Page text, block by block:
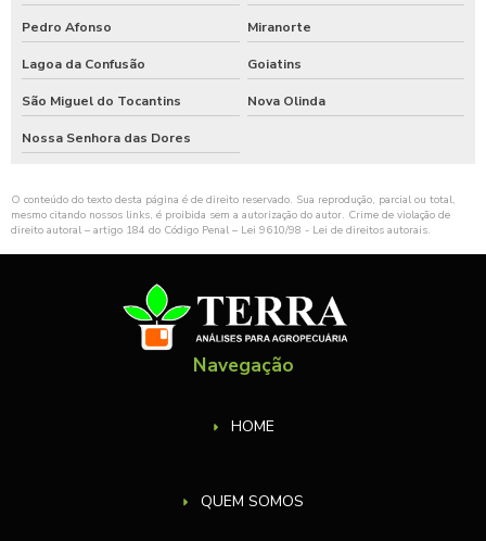
Pedro Afonso Miranorte
Lagoa da Confusão Goiatins
São Miguel do Tocantins Nova Olinda
Nossa Senhora das Dores
O conteúdo do texto desta página é de direito reservado. Sua reprodução, parcial ou total,
mesmo citando nossos links, é proibida sem a autorização do autor. Crime de violação de
direito autoral – artigo 184 do Código Penal – Lei 9610/98 - Lei de direitos autorais.
Navegação
HOME
QUEM SOMOS